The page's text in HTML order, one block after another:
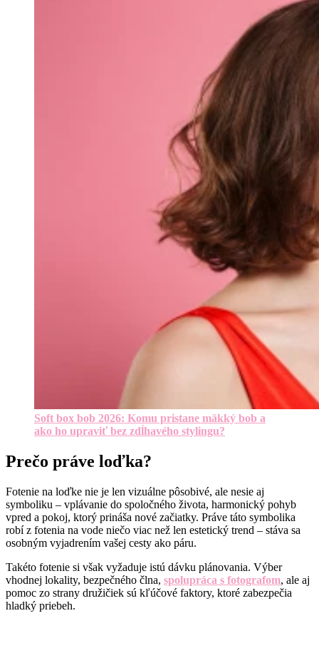
Soft box bob 2026: Komu pristane mäkký bob a
ako ho upraviť bez zdĺhavého stylingu?
Prečo práve loďka?
Fotenie na loďke nie je len vizuálne pôsobivé, ale nesie aj
symboliku – vplávanie do spoločného života, harmonický pohyb
vpred a pokoj, ktorý prináša nové začiatky. Práve táto symbolika
robí z fotenia na vode niečo viac než len estetický trend – stáva sa
osobným vyjadrením vašej cesty ako páru.
Takéto fotenie si však vyžaduje istú dávku plánovania. Výber
vhodnej lokality, bezpečného člna, spolupráca s fotografom, ale aj
pomoc zo strany družičiek sú kľúčové faktory, ktoré zabezpečia
hladký priebeh.